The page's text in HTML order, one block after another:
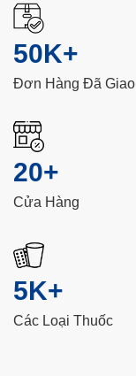
50K+
Đơn Hàng Đã Giao
20+
Cửa Hàng
5K+
Các Loại Thuốc